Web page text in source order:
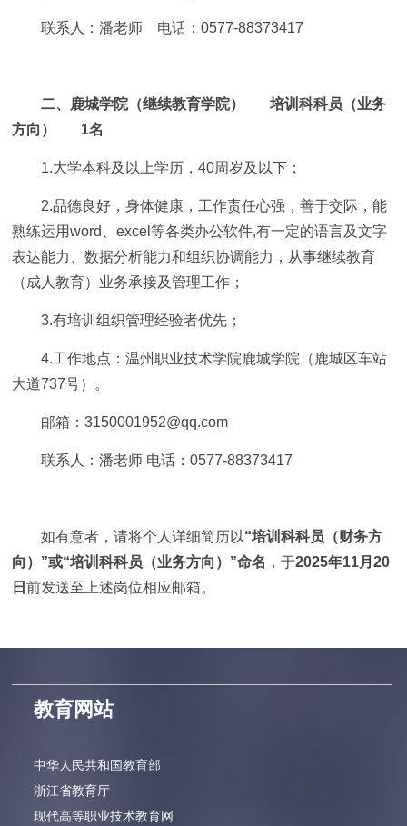
联系人：潘老师 电话：0577-88373417
二、鹿城学院（继续教育学院） 培训科科员（业务
方向） 1名
1.大学本科及以上学历，40周岁及以下；
2.品德良好，身体健康，工作责任心强，善于交际，能
熟练运用word、excel等各类办公软件,有一定的语言及文字
表达能力、数据分析能力和组织协调能力，从事继续教育
（成人教育）业务承接及管理工作；
3.有培训组织管理经验者优先；
4.工作地点：温州职业技术学院鹿城学院（鹿城区车站
大道737号）。
邮箱：3150001952@qq.com
联系人：潘老师 电话：0577-88373417
如有意者，请将个人详细简历以“培训科科员（财务方
向）”或“培训科科员（业务方向）”命名 ，于2025年11月20
日前发送至上述岗位相应邮箱。
教育网站
中华人民共和国教育部
浙江省教育厅
现代高等职业技术教育网